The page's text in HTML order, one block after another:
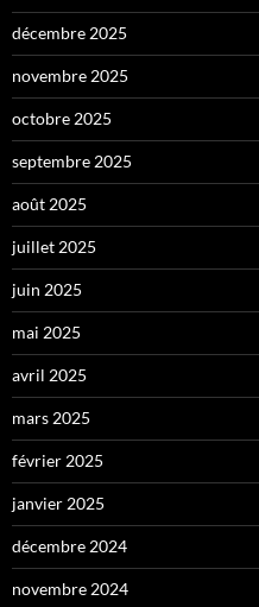
décembre 2025
novembre 2025
octobre 2025
septembre 2025
août 2025
juillet 2025
juin 2025
mai 2025
avril 2025
mars 2025
février 2025
janvier 2025
décembre 2024
novembre 2024